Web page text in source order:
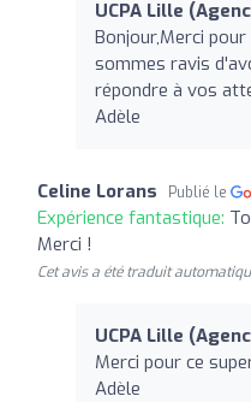
UCPA Lille
Bonjour,Merci
sommes ravis
répondre à vos
Adèle
Celine Lorans Publié le
Expérience fantastique:
Merci !
Cet avis a été traduit
UCPA Lille
Merci pour ce
Adèle